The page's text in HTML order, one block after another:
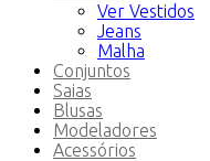
Ver Vestidos
Jeans
Malha
Conjuntos
Saias
Blusas
Modeladores
Acessórios